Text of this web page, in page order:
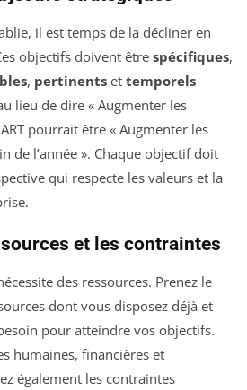
il est temps de la décliner en
objectifs doivent être spécifiques,
, pertinents et temporels
lieu de dire « Augmenter les
pourrait être « Augmenter les
de l’année ». Chaque objectif doit
qui respecte les valeurs et la
et les contraintes
des ressources. Prenez le
dont vous disposez déjà et
pour atteindre vos objectifs.
humaines, financières et
également les contraintes